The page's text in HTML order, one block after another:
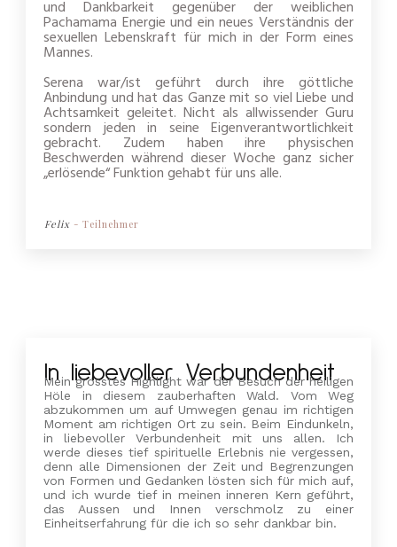
und Dankbarkeit gegenüber der weiblichen
Pachamama Energie und ein neues Verständnis der
sexuellen Lebenskraft für mich in der Form eines
Mannes.
Serena war/ist geführt durch ihre göttliche
Anbindung und hat das Ganze mit so viel Liebe und
Achtsamkeit geleitet. Nicht als allwissender Guru
sondern jeden in seine Eigenverantwortlichkeit
gebracht. Zudem haben ihre physischen
Beschwerden während dieser Woche ganz sicher
„erlösende“ Funktion gehabt für uns alle.
Felix - Teilnehmer
In liebevoller Verbundenheit
Mein grösstes Highlight war der Besuch der heiligen
Höle in diesem zauberhaften Wald. Vom Weg
abzukommen um auf Umwegen genau im richtigen
Moment am richtigen Ort zu sein. Beim Eindunkeln,
in liebevoller Verbundenheit mit uns allen. Ich
werde dieses tief spirituelle Erlebnis nie vergessen,
denn alle Dimensionen der Zeit und Begrenzungen
von Formen und Gedanken lösten sich für mich auf,
und ich wurde tief in meinen inneren Kern geführt,
das Aussen und Innen verschmolz zu einer
Einheitserfahrung für die ich so sehr dankbar bin.